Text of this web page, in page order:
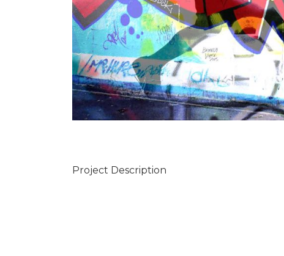
Project Description